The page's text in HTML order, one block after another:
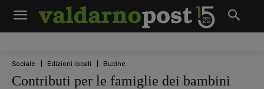
Sociale Edizioni locali Bucine
Contributi per le famiglie dei bambini